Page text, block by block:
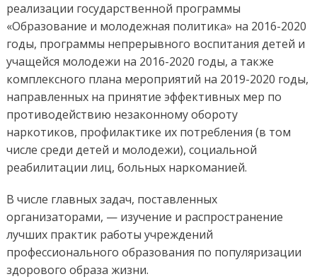
реализации государственной программы
«Образование и молодежная политика» на 2016-2020
годы, программы непрерывного воспитания детей и
учащейся молодежи на 2016-2020 годы, а также
комплексного плана мероприятий на 2019-2020 годы,
направленных на принятие эффективных мер по
противодействию незаконному обороту
наркотиков, профилактике их потребления (в том
числе среди детей и молодежи), социальной
реабилитации лиц, больных наркоманией.
В числе главных задач, поставленных
организаторами, — изучение и распространение
лучших практик работы учреждений
профессионального образования по популяризации
здорового образа жизни.